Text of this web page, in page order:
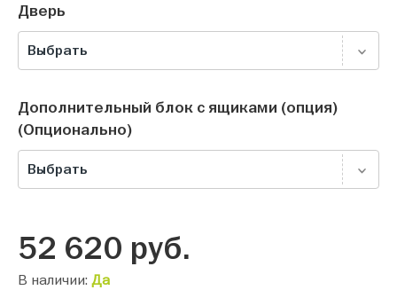
Дверь
Выбрать
Дополнительный блок с ящиками (опция)
(Опционально)
Выбрать
52 620 руб.
В наличии: Да